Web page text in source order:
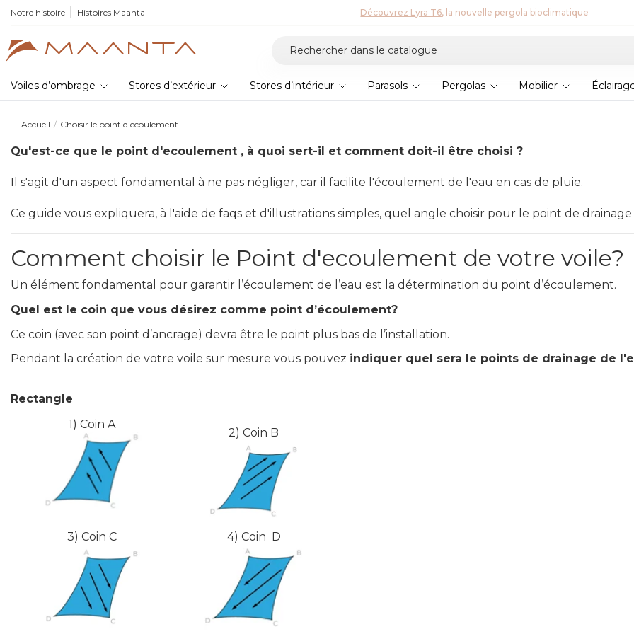
Notre histoire Histoires Maanta
Collection 2026 : économisez 5 %
Voiles d’ombrage Stores d’extérieur Stores d’intérieur Parasols Pergolas Mobilier
Accueil Choisir le point d'ecoulement
Qu'est-ce que le point d'ecoulement , à quoi sert-il et comment doit-il être choisi ?
Il s'agit d'un aspect fondamental à ne pas négliger, car il facilite l'écoulement de l'eau en cas de pluie.
Ce guide vous expliquera, à l'aide de faqs et d'illustrations simples, quel angle choisir pour le point de
Comment choisir le Point d'ecoulement de votre voile?
Un élément fondamental pour garantir l’écoulement de l’eau est la détermination du point d’écoulement.
Quel est le coin que vous désirez comme point d’écoulement?
Ce coin (avec son point d’ancrage) devra être le point plus bas de l’installation.
Pendant la création de votre voile sur mesure vous pouvez indiquer quel sera le points de drainage de
Rectangle
1) Coin A
2) Coin B
3) Coin C 4) Coin D